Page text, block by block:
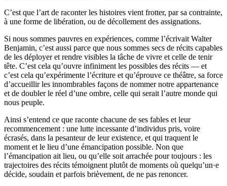
C’est que l’art de raconter les histoires vient frotter, par sa contrainte,
à une forme de libération, ou de décollement des assignations.
Si nous sommes pauvres en expériences, comme l’écrivait Walter
Benjamin, c’est aussi parce que nous sommes secs de récits capables
de les déployer et rendre visibles la tâche de vivre et celle de tenir
tête. C’est cela qu’ouvre infiniment les possibles des récits — et
c’est cela qu’expérimente l’écriture et qu’éprouve ce théâtre, sa force
d’accueillir les innombrables façons de nommer notre appartenance
et de doubler le réel d’une ombre, celle qui serait l’autre monde qui
nous peuple.
Ainsi s’entend ce que raconte chacune de ses fables et leur
recommencement : une lutte incessante d’individus pris, voire
écrasés, dans la pesanteur de leur existence, et qui traquent le
moment et le lieu d’une émancipation possible. Non que
l’émancipation ait lieu, ou qu’elle soit arrachée pour toujours : les
trajectoires des récits témoignent plutôt de moments où quelqu’un·e
décide, soudain et parfois brièvement, de ne pas renoncer.